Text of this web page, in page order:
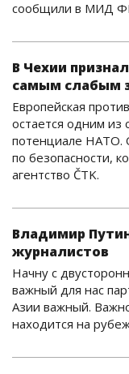
сообщили в МИД
В Чехии
самым слабым
Европейская
остается одним из
потенциале НАТО.
по безопасности,
агентство ČTK.
Владимир
журналистов
Начну с
важный для нас
Азии важный.
находится на